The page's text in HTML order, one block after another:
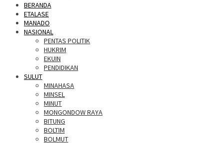
BERANDA
ETALASE
MANADO
NASIONAL
PENTAS POLITIK
HUKRIM
EKUIN
PENDIDIKAN
SULUT
MINAHASA
MINSEL
MINUT
MONGONDOW RAYA
BITUNG
BOLTIM
BOLMUT